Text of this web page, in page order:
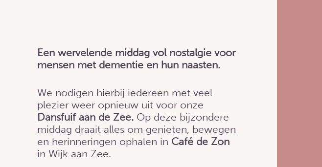
Een wervelende middag vol nostalgie voor
mensen met dementie en hun naasten.
We nodigen hierbij iedereen met veel
plezier weer opnieuw uit voor onze
Dansfuif aan de Zee. Op deze bijzondere
middag draait alles om genieten, bewegen
en herinneringen ophalen in Café de Zon
in Wijk aan Zee.